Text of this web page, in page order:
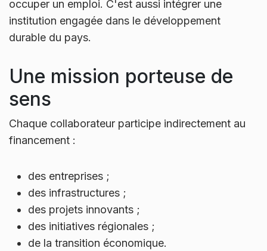
occuper un emploi. C'est aussi intégrer une
institution engagée dans le développement
durable du pays.
Une mission porteuse de
sens
Chaque collaborateur participe indirectement au
financement :
des entreprises ;
des infrastructures ;
des projets innovants ;
des initiatives régionales ;
de la transition économique.